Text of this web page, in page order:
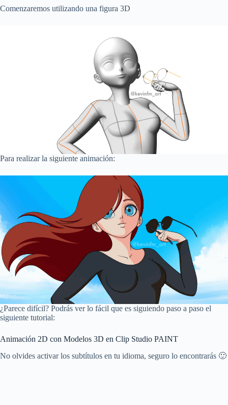
Comenzaremos utilizando una figura 3D
Para realizar la siguiente animación:
¿Parece difícil? Podrás ver lo fácil que es siguiendo paso a paso el
siguiente tutorial:
Animación 2D con Modelos 3D en Clip Studio PAINT
No olvides activar los subtítulos en tu idioma, seguro lo encontrarás 🙂